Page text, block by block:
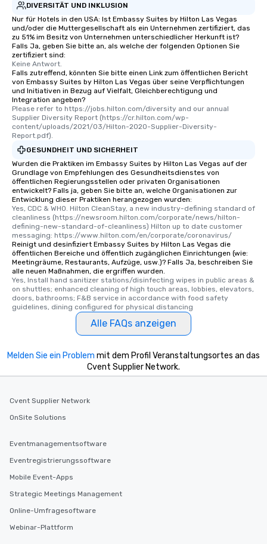
DIVERSITÄT UND INKLUSION
Nur für Hotels in den USA: Ist Embassy Suites by Hilton Las Vegas
und/oder die Muttergesellschaft als ein Unternehmen zertifiziert, das
zu 51% im Besitz von Unternehmen unterschiedlicher Herkunft ist?
Falls Ja, geben Sie bitte an, als welche der folgenden Optionen Sie
zertifiziert sind:
Keine Antwort.
Falls zutreffend, könnten Sie bitte einen Link zum öffentlichen Bericht
von Embassy Suites by Hilton Las Vegas über seine Verpflichtungen
und Initiativen in Bezug auf Vielfalt, Gleichberechtigung und
Integration angeben?
Please refer to https://jobs.hilton.com/diversity and our annual
Supplier Diversity Report (https://cr.hilton.com/wp-
content/uploads/2021/03/Hilton-2020-Supplier-Diversity-
Report.pdf).
GESUNDHEIT UND SICHERHEIT
Wurden die Praktiken im Embassy Suites by Hilton Las Vegas auf der
Grundlage von Empfehlungen des Gesundheitsdienstes von
öffentlichen Regierungsstellen oder privaten Organisationen
entwickelt? Falls ja, geben Sie bitte an, welche Organisationen zur
Entwicklung dieser Praktiken herangezogen wurden:
Yes, CDC & WHO. Hilton CleanStay, a new industry-defining standard of
cleanliness (https://newsroom.hilton.com/corporate/news/hilton-
defining-new-standard-of-cleanliness) Hilton up to date customer
messaging: https://www.hilton.com/en/corporate/coronavirus/
Reinigt und desinfiziert Embassy Suites by Hilton Las Vegas die
öffentlichen Bereiche und öffentlich zugänglichen Einrichtungen (wie:
Meetingräume, Restaurants, Aufzüge, usw.)? Falls Ja, beschreiben Sie
alle neuen Maßnahmen, die ergriffen wurden.
Yes, Install hand sanitizer stations/disinfecting wipes in public areas &
on shuttles; enhanced cleaning of high touch areas, lobbies, elevators,
doors, bathrooms; F&B service in accordance with food safety
guidelines, dining configured for physical distancing
Alle FAQs anzeigen
Melden Sie ein Problem mit dem Profil Veranstaltungsortes an das
Cvent Supplier Network.
Cvent Supplier Network
OnSite Solutions
Eventmanagementsoftware
Eventregistrierungssoftware
Mobile Event-Apps
Strategic Meetings Management
Online-Umfragesoftware
Webinar-Plattform